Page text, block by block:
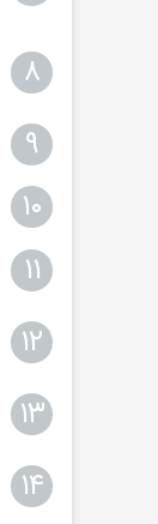
۸
۹
۱۰
۱۱
۱۲
۱۳
۱۴